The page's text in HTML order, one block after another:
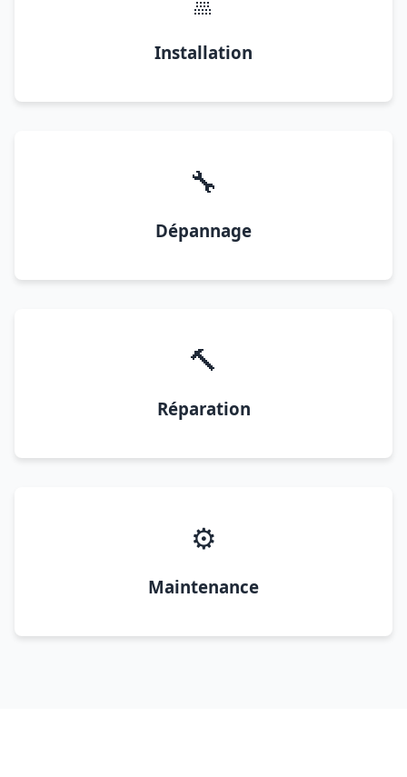
Installation
🔧
Dépannage
🔨
Réparation
⚙️
Maintenance